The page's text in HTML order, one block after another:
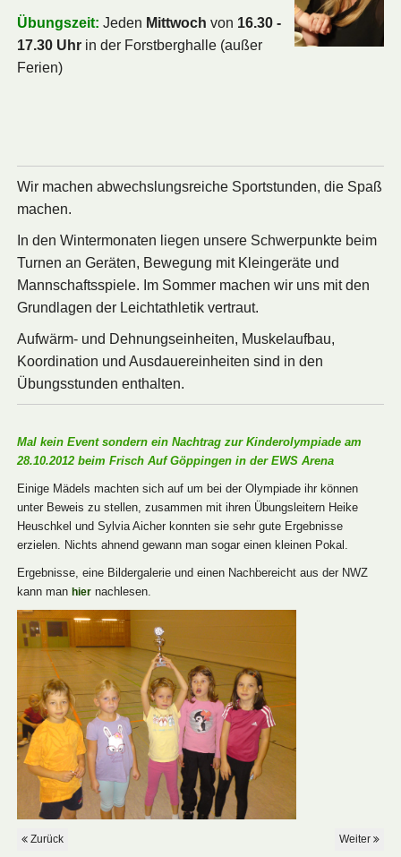
Übungszeit: Jeden Mittwoch von 16.30 -
17.30 Uhrin der Forstberghalle (außer
Ferien)
Wir machen abwechslungsreiche Sportstunden, die Spaß
machen.
In den Wintermonaten liegen unsere Schwerpunkte beim
Turnen an Geräten, Bewegung mit Kleingeräte und
Mannschaftsspiele. Im Sommer machen wir uns mit den
Grundlagen der Leichtathletik vertraut.
Aufwärm- und Dehnungseinheiten, Muskelaufbau,
Koordination und Ausdauereinheiten sind in den
Übungsstunden enthalten.
Mal kein Event sondern ein Nachtrag zur Kinderolympiade am
28.10.2012 beim Frisch Auf Göppingen in der EWS Arena
Einige Mädels machten sich auf um bei der Olympiade ihr können
unter Beweis zu stellen, zusammen mit ihren Übungsleitern Heike
Heuschkel und Sylvia Aicher konnten sie sehr gute Ergebnisse
erzielen.
Nichts ahnend gewann man sogar einen kleinen Pokal.
Ergebnisse, eine Bildergalerie und einen Nachbereicht aus der NWZ
kann man hiernachlesen.
Zurück Weiter